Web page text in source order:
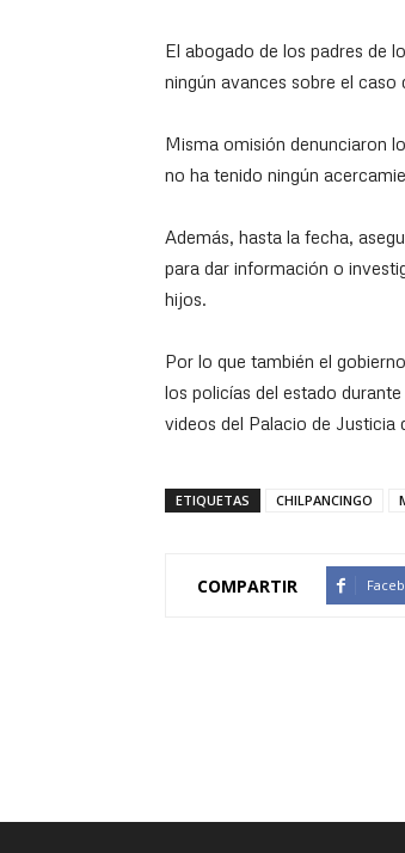
El abogado de los padres de
ningún avances sobre el caso
Misma omisión denunciaron
no ha tenido ningún
Además, hasta la fecha,
para dar información o
hijos.
Por lo que también el
los policías del estado
videos del Palacio de Justicia
ETIQUETAS CHILPANCINGO
COMPARTIR